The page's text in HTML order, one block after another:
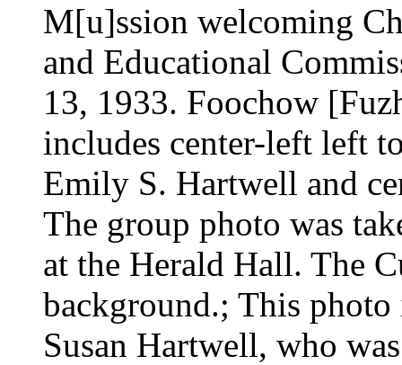
M[u]ssion welcoming
and Educational
13, 1933. Foochow
includes center-left left
Emily S. Hartwell and
The group photo was
at the Herald Hall. The
background.; This
Susan Hartwell, who